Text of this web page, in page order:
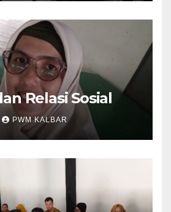
Relasi Sosial
PWM KALBAR